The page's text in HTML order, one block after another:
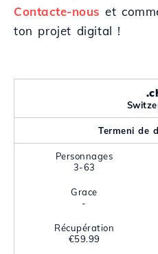
Contacte-nous et
ton projet digital !
Termeni de
Personnages
3-63
Grace
-
Récupération
€59.99